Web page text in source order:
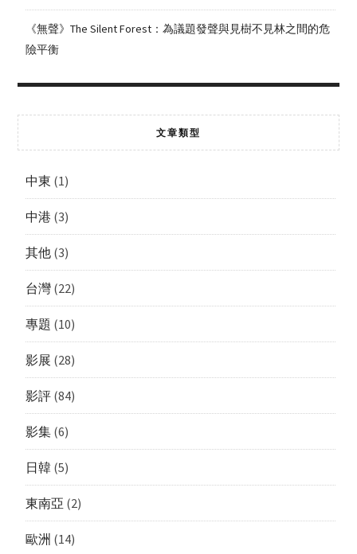
《無聲》The Silent Forest：為議題發聲與見樹不見林之間的危
險平衡
文章類型
中東 (1)
中港 (3)
其他(3)
台灣(22)
專題 (10)
影展 (28)
影評(84)
影集(6)
日韓(5)
東南亞 (2)
歐洲 (14)